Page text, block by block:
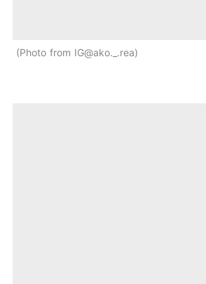
Photo from IG@ako._.rea